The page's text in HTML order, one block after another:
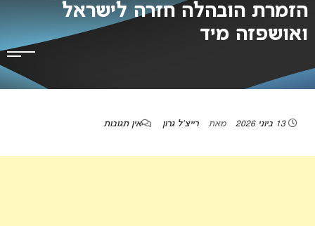
הזמרת הובהלה חזרה לישראל
ואושפזה מיד
13 ביוני 2026 מאת רייצ'ל גרון אין תגובות